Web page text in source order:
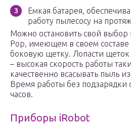
Емкая батарея,
работу пылесосу на
Можно остановить свой выбор
Pop, имеющем в своем
боковую щетку. Лопасти
– высокая скорость работы
качественно всасывать пыль
Время работы без подзарядки
часов.
Приборы iRobot